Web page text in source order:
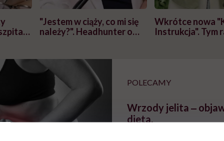
"Jestem w ciąży, co mi się
należy?". Headhunter o
pracy
Wkrótce nowa
Instrukcja". Tym
POLECAMY
Wrzody jelita ‒
dieta.